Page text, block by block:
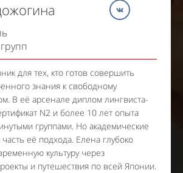
для тех, кто готов совершить
знания к свободному
В её арсенале диплом лингвиста-
N2 и более 10 лет опыта
группами. Но академические
её подхода. Елена глубоко
культуру через
и путешествия по всей Японии.